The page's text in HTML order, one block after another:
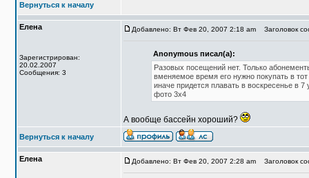
Вернуться к началу
Елена
Зарегистрирован:
20.02.2007
Сообщения: 3
Добавлено: Вт Фев 20, 2007 2:18 am Заголовок
Anonymous писал(а):
Разовых посещений нет. Только
вменяемое время его нужно покупать в
иначе придется плавать в воскресенье в
фото 3х4
А вообще бассейн хороший?
Вернуться к началу
Елена Добавлено: Вт Фев 20, 2007 2:28 am Заголовок